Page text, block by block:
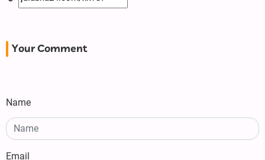
Your Comment
Name
Email